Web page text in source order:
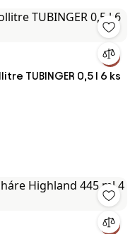
TUBINGER 0,5 l 6 ks